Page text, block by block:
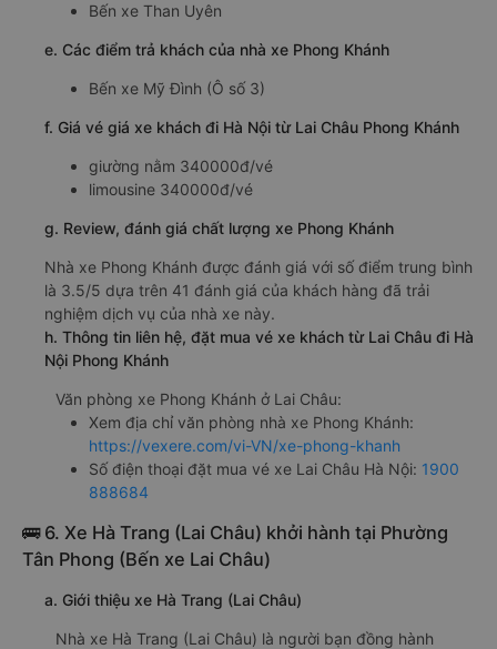
Bến xe Than Uyên
e. Các điểm trả khách của nhà xe Phong Khánh
Bến xe Mỹ Đình (Ô số 3)
f. Giá vé giá xe khách đi Hà Nội từ Lai Châu Phong Khánh
giường nằm 340000đ/vé
limousine 340000đ/vé
g. Review, đánh giá chất lượng xe Phong Khánh
Nhà xe Phong Khánh được đánh giá với số điểm trung bình
là 3.5/5 dựa trên 41 đánh giá của khách hàng đã trải
nghiệm dịch vụ của nhà xe này.
h. Thông tin liên hệ, đặt mua vé xe khách từ Lai Châu đi Hà
Nội Phong Khánh
Văn phòng xe Phong Khánh ở Lai Châu:
Xem địa chỉ văn phòng nhà xe Phong Khánh:
https://vexere.com/vi-VN/xe-phong-khanh
Số điện thoại đặt mua vé xe Lai Châu Hà Nội: 1900
888684
🚌 6. Xe Hà Trang (Lai Châu) khởi hành tại Phường
Tân Phong (Bến xe Lai Châu)
a. Giới thiệu xe Hà Trang (Lai Châu)
Nhà xe Hà Trang (Lai Châu) là người bạn đồng hành